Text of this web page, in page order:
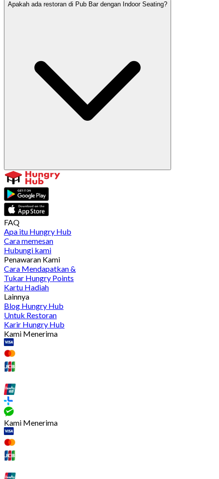
Apakah ada restoran di Pub Bar dengan Indoor Seating?
FAQ
Apa itu Hungry Hub
Cara memesan
Hubungi kami
Penawaran Kami
Cara Mendapatkan &
Tukar Hungry Points
Kartu Hadiah
Lainnya
Blog Hungry Hub
Untuk Restoran
Karir Hungry Hub
Kami Menerima
Kami Menerima